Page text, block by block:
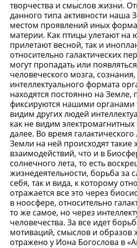
творчества и смыслов жизни.
данного типа активности наша
местом проявлений иных
материи. Как птицы улетают на
прилетают весной, так и
относительно галактических
могут пропадать или
человеческого мозга,
интеллектуального формата
находятся постоянно на Земле,
фиксируются нашими органами
видим других людей
как не видим электромагнитных
далее. Во время галактического
Земли на ней происходят такие
взаимодействий, что и в
солнечного лета, то есть
жизнедеятельности, борьба за
себя, так и вида, к которому
отражается все это через
в ноосфере, относительно
то же самое, но через
человечества. За все идет
мотиваций, смыслов и образов
отражено у Иона Богослова в